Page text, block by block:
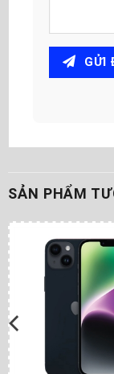
GỬI
SẢN PHẨM